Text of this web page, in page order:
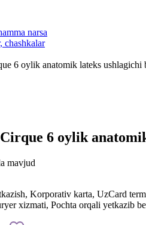
narsa
chashkalar
6 oylik anatomik lateks ushlagichi
6 oylik
mavjud
Korporativ karta, UzCard
xizmati, Pochta orqali yetkazib